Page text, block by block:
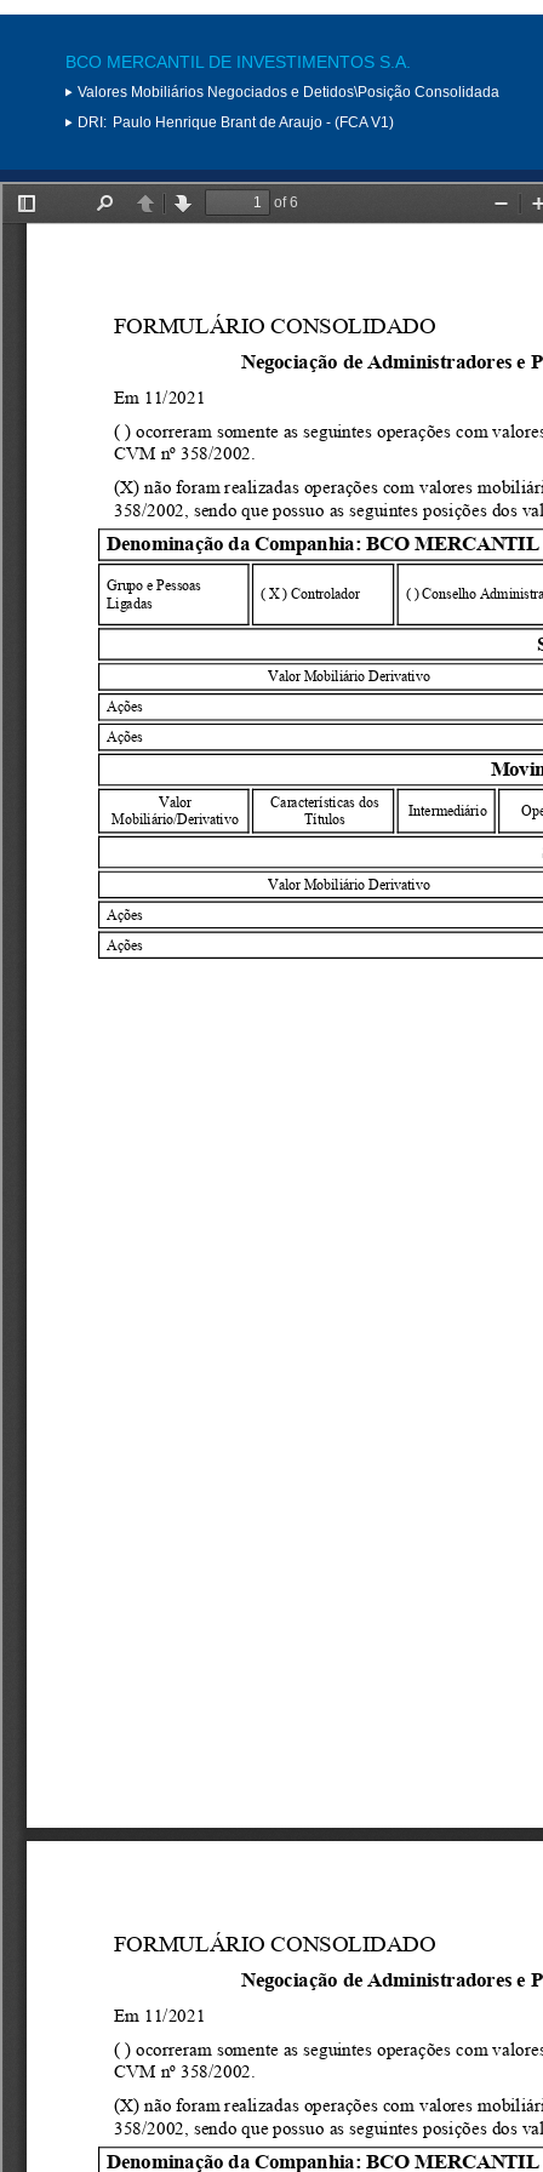
BCO MERCANTIL DE INVESTIMENTOS S.A.
Valores Mobiliários Negociados e Detidos\Posição Consolidada
DRI: Paulo Henrique Brant de Araujo - (FCA V1)